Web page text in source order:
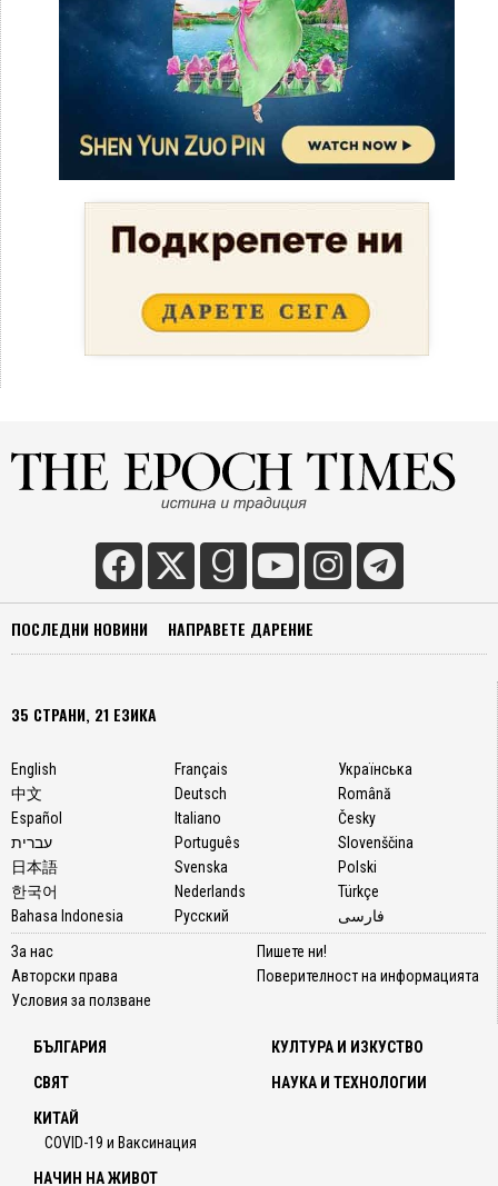
ПОСЛЕДНИ НОВИНИ НАПРАВЕТЕ ДАРЕНИЕ
35 СТРАНИ, 21 ЕЗИКА
English
中文
Español
עברית
日本語
한국어
Bahasa Indonesia
Français
Deutsch
Italiano
Português
Svenska
Nederlands
Русский
Українська
Română
Česky
Slovenščina
Polski
Türkçe
فارسی
За нас
Авторски права
Условия за ползване
Пишете ни!
Поверителност на информацията
БЪЛГАРИЯ
СВЯТ
КИТАЙ
COVID-19 и Ваксинация
КУЛТУРА И ИЗКУСТВО
НАУКА И ТЕХНОЛОГИИ
НАЧИН НА ЖИВОТ